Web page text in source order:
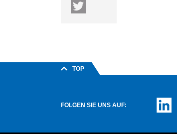
TOP
FOLGEN SIE UNS AUF: